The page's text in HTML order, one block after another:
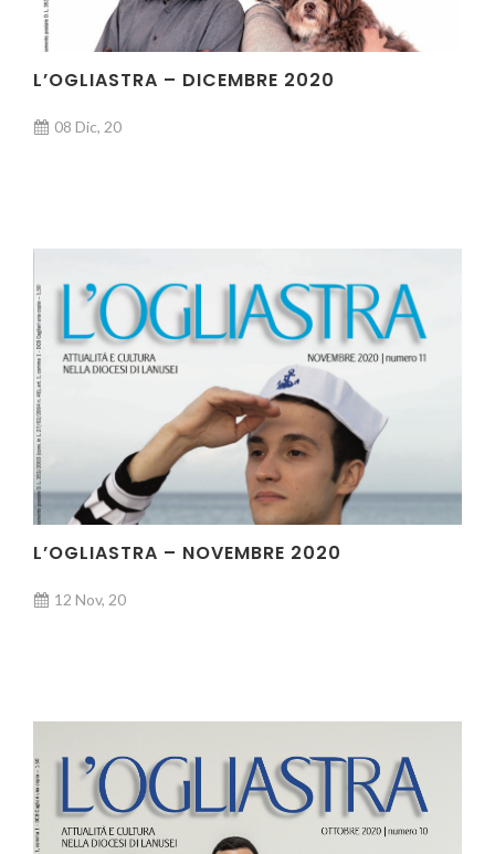
L’OGLIASTRA – DICEMBRE 2020
08 Dic, 20
L’OGLIASTRA – NOVEMBRE 2020
12 Nov, 20